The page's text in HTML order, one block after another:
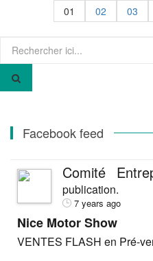
01 02 03
pour
Facebook feed
Comité
publication.
7 years ago
Nice Motor Show
VENTES FLASH en Pré-